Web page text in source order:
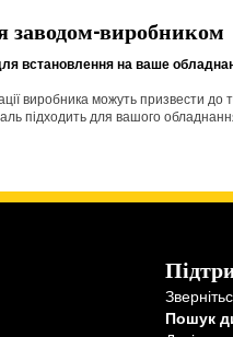
заводом-виробником
встановлення на ваше
виробника можуть призвести
підходить для вашого
Пошук